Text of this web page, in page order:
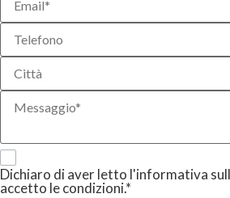
Dichiaro di aver letto l'informativa
accetto le condizioni.*